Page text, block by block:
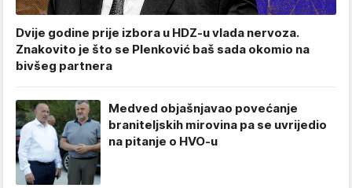
Dvije godine prije izbora u HDZ-u vlada nervoza.
Znakovito je što se Plenković baš sada okomio na
bivšeg partnera
Medved objašnjavao povećanje
braniteljskih mirovina pa se uvrijedio
na pitanje o HVO-u